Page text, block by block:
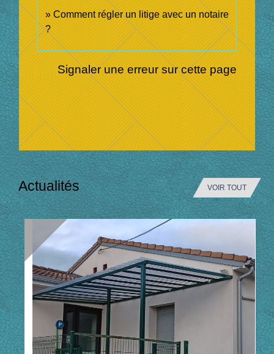
Comment régler un litige avec un notaire
?
Signaler une erreur sur cette page
Actualités VOIR TOUT